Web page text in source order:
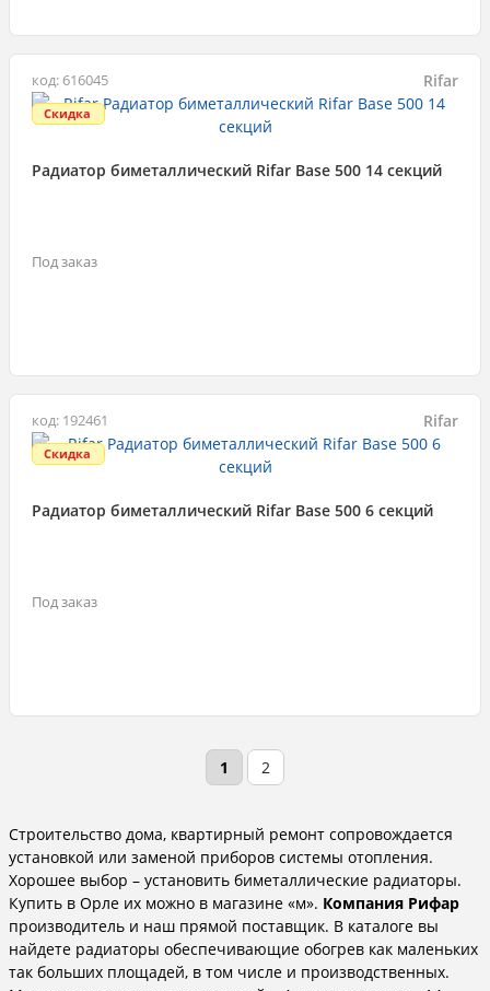
код: 616045 Rifar
Скидка
Радиатор биметаллический Rifar Base 500 14 секций
Под заказ
код: 192461 Rifar
Скидка
Радиатор биметаллический Rifar Base 500 6 секций
Под заказ
1 2
Строительство дома, квартирный ремонт сопровождается
установкой или заменой приборов системы отопления.
Хорошее выбор – установить биметаллические радиаторы.
Купить в Орле их можно в магазине «м». Компания Рифар
производитель и наш прямой поставщик. В каталоге вы
найдете радиаторы обеспечивающие обогрев как маленьких
так больших площадей, в том числе и производственных.